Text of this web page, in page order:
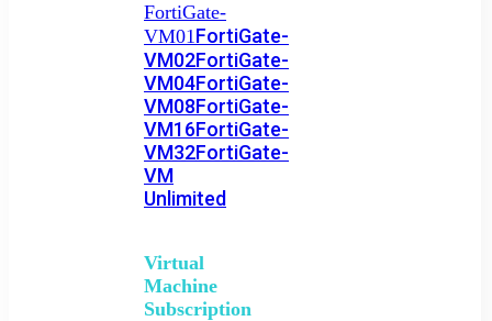
FortiGate-
VM01FortiGate-
VM02FortiGate-
VM04FortiGate-
VM08FortiGate-
VM16FortiGate-
VM32FortiGate-
VM
Unlimited
Virtual
Machine
Subscription